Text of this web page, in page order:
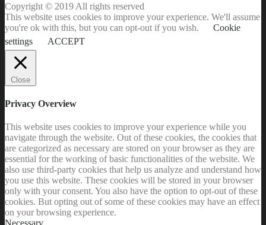
Copyright © 2019 All rights reserved
This website uses cookies to improve your experience. We'll assume
you're ok with this, but you can opt-out if you wish.
Cookie
settings
ACCEPT
Close
Privacy Overview
This website uses cookies to improve your experience while you
navigate through the website. Out of these cookies, the cookies that
are categorized as necessary are stored on your browser as they are
essential for the working of basic functionalities of the website. We
also use third-party cookies that help us analyze and understand how
you use this website. These cookies will be stored in your browser
only with your consent. You also have the option to opt-out of these
cookies. But opting out of some of these cookies may have an effect
on your browsing experience.